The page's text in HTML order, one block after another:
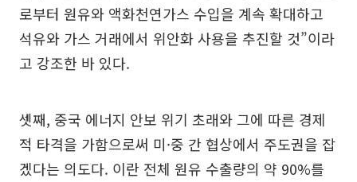
로부터 원유와 액화천연가스 수입을 계속 확대하고
석유와 가스 거래에서 위안화 사용을 추진할 것”이라
고 강조한 바 있다.
셋째, 중국 에너지 안보 위기 초래와 그에 따른 경제
적 타격을 가함으로써 미·중 간 협상에서 주도권을 잡
겠다는 의도다. 이란 전체 원유 수출량의 약 90%를